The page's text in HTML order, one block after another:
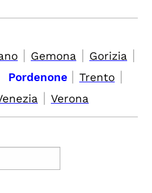
| Gemona | Gorizia |
Pordenone | Trento |
| Verona